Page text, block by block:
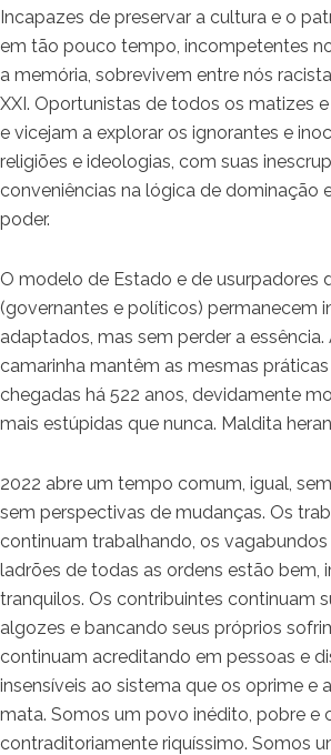
Incapazes de preservar a cultura e o
em tão pouco tempo, incompetentes
a memória, sobrevivem entre nós
XXI. Oportunistas de todos os matizes
e vicejam a explorar os ignorantes e
religiões e ideologias, com suas
conveniências na lógica de dominação
poder.
O modelo de Estado e de usurpadores
(governantes e políticos) permanecem
adaptados, mas sem perder a essência.
camarinha mantêm as mesmas
chegadas há 522 anos, devidamente
mais estúpidas que nunca. Maldita
2022 abre um tempo comum, igual,
sem perspectivas de mudanças. Os
continuam trabalhando, os
ladrões de todas as ordens estão bem,
tranquilos. Os contribuintes continuam
algozes e bancando seus próprios
continuam acreditando em pessoas e
insensíveis ao sistema que os oprime e
mata. Somos um povo inédito, pobre e
contraditoriamente riquíssimo. Somos